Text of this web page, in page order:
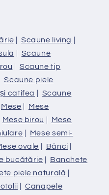
| Scaune living |
| Scaune
| Scaune tip
Scaune piele
catifea | Scaune
Mese | Mese
Mese birou | Mese
| Mese semi-
ovale | Bănci |
bucătărie | Banchete
piele naturală |
|Canapele